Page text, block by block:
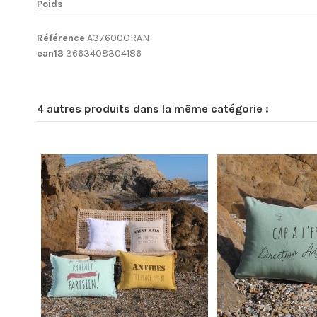
Poids
Référence A37600ORAN
ean13 3663408304186
4 autres produits dans la même catégorie :